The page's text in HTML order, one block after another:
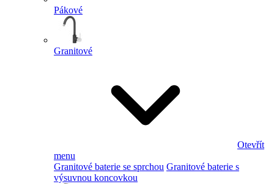
Pákové
Granitové
Otevřít
menu
Granitové baterie se sprchou Granitové baterie s
výsuvnou koncovkou